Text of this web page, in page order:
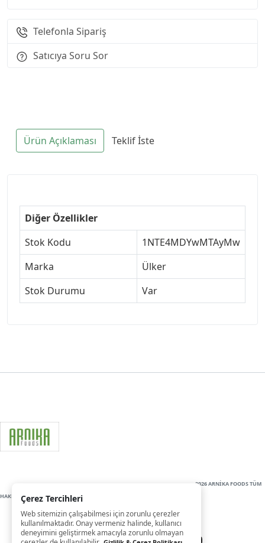
Telefonla Sipariş
Satıcıya Soru Sor
Ürün Açıklaması Teklif İste
Diğer Özellikler
Stok Kodu
1NTE4MDYwMTAyMw
Marka
Ülker
Stok Durumu
Var
2026 ARNİKA FOODS TÜM
HAKLARI SAKLIDIR
Çerez Tercihleri
Web sitemizin çalışabilmesi için zorunlu çerezler
kullanılmaktadır. Onay vermeniz halinde, kullanıcı
deneyimini geliştirmek amacıyla zorunlu olmayan